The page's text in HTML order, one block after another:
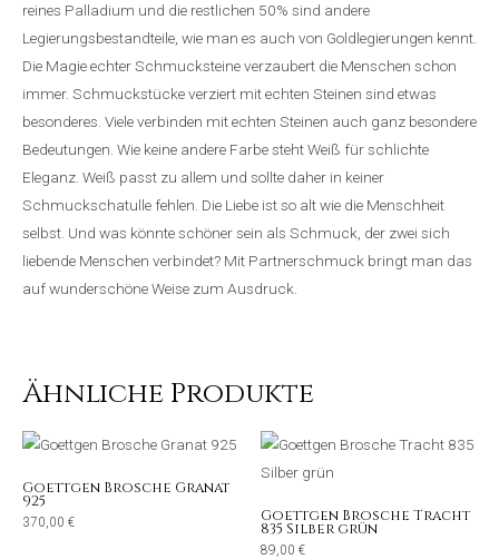
reines Palladium und die restlichen 50% sind andere
Legierungsbestandteile, wie man es auch von Goldlegierungen kennt.
Die Magie echter Schmucksteine verzaubert die Menschen schon
immer. Schmuckstücke verziert mit echten Steinen sind etwas
besonderes. Viele verbinden mit echten Steinen auch ganz besondere
Bedeutungen. Wie keine andere Farbe steht Weiß für schlichte
Eleganz. Weiß passt zu allem und sollte daher in keiner
Schmuckschatulle fehlen. Die Liebe ist so alt wie die Menschheit
selbst. Und was könnte schöner sein als Schmuck, der zwei sich
liebende Menschen verbindet? Mit Partnerschmuck bringt man das
auf wunderschöne Weise zum Ausdruck.
Ähnliche Produkte
Goettgen Brosche Granat
925
370,00 € Goettgen Brosche Tracht
835 Silber grün
89,00 €